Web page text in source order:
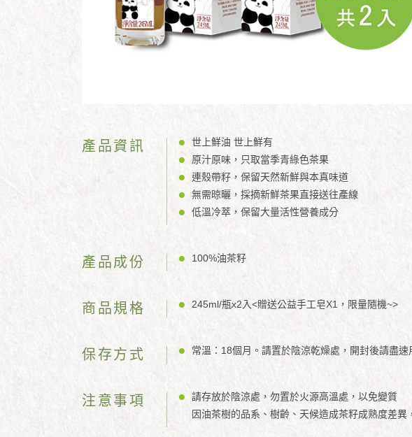
產品資訊
世上鮮油 世上鮮有
原汁原味，只取當季青綠色茶果
連殼帶籽，保留天然新鮮與本真味道
無需晾曬，採摘新鮮茶果直接送往產線
低溫冷萃，保留大量活性營養成分
產品成份 100%油茶籽
商品規格 245ml/瓶x2入<贈送公益手工皂X1，限量隨機~>
保存方式 常溫：18個月。請置於陰涼乾燥處，開封後請盡
注意事項
請存放於陰涼處，勿置於火源高溫處，以免變質
因油茶樹的品系、樹齡、天候造成茶籽成熟度差